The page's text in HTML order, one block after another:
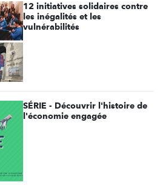
12 initiatives solidaires contre
les inégalités et les
vulnérabilités
SÉRIE - Découvrir l'histoire de
l'économie engagée